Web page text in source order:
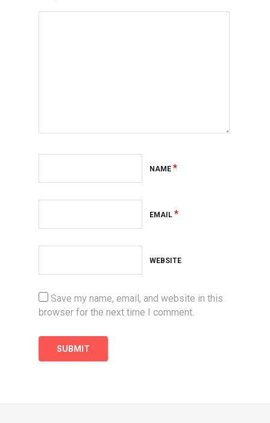
NAME *
EMAIL *
WEBSITE
Save my name, email, and website in this
browser for the next time I comment.